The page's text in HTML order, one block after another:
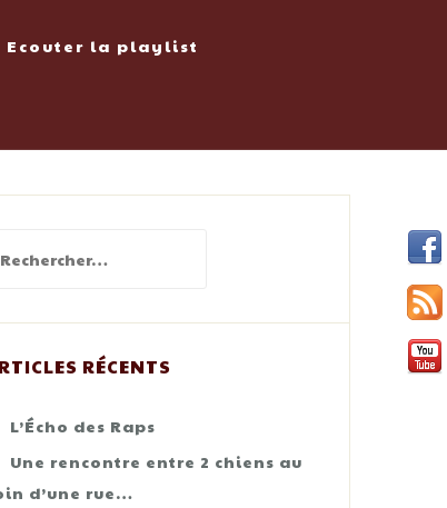
Ecouter la playlist
RÉCENTS
L’Écho des Raps
Une rencontre entre 2 chiens au
d’une rue…